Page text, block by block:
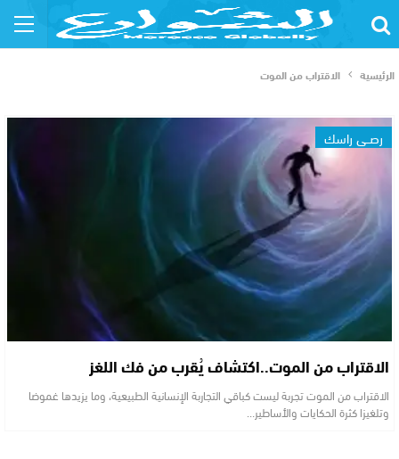
الرئيسية الاقتراب من الموت
رصــي راسك
الاقتراب من الموت..اكتشاف يُقرب من فك اللغز
الاقتراب من الموت تجربة ليست كباقي التجاربة الإنسانية الطبيعية، وما يزيدها غموضا
وتلغيزا كثرة الحكايات والأساطير…